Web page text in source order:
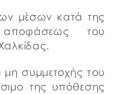
μέσων κατά της
του
συμμετοχής του
της υπόθεσης